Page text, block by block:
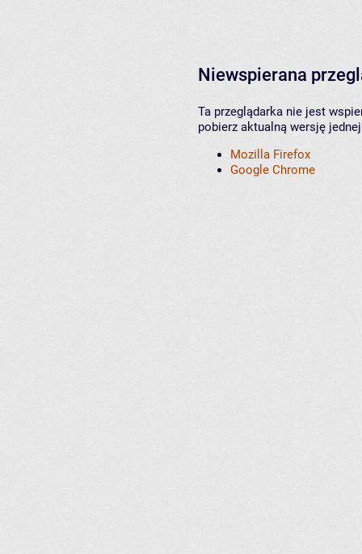
Niewspierana
Ta przeglądarka nie jest
pobierz aktualną wersję
Mozilla Firefox
Google Chrome